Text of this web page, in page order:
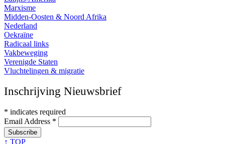
Marxisme
Midden-Oosten & Noord Afrika
Nederland
Oekraïne
Radicaal links
Vakbeweging
Verenigde Staten
Vluchtelingen & migratie
Inschrijving Nieuwsbrief
* indicates required
Email Address *
↑ TOP